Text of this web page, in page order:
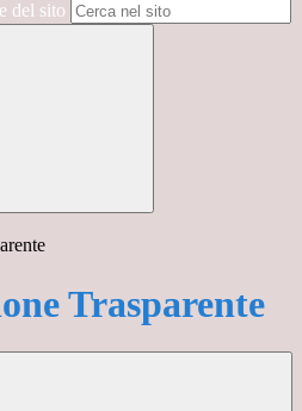
del sito
Trasparente